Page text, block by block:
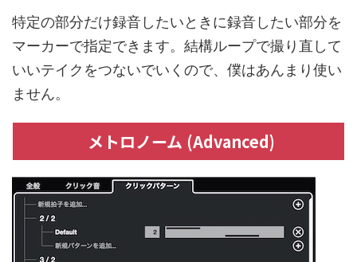
特定の部分だけ録音したいときに録音したい部分を
マーカーで指定できます。結構ループで撮り直して
いいテイクをつないでいくので、僕はあんまり使い
ません。
メトロノーム (Advanced)